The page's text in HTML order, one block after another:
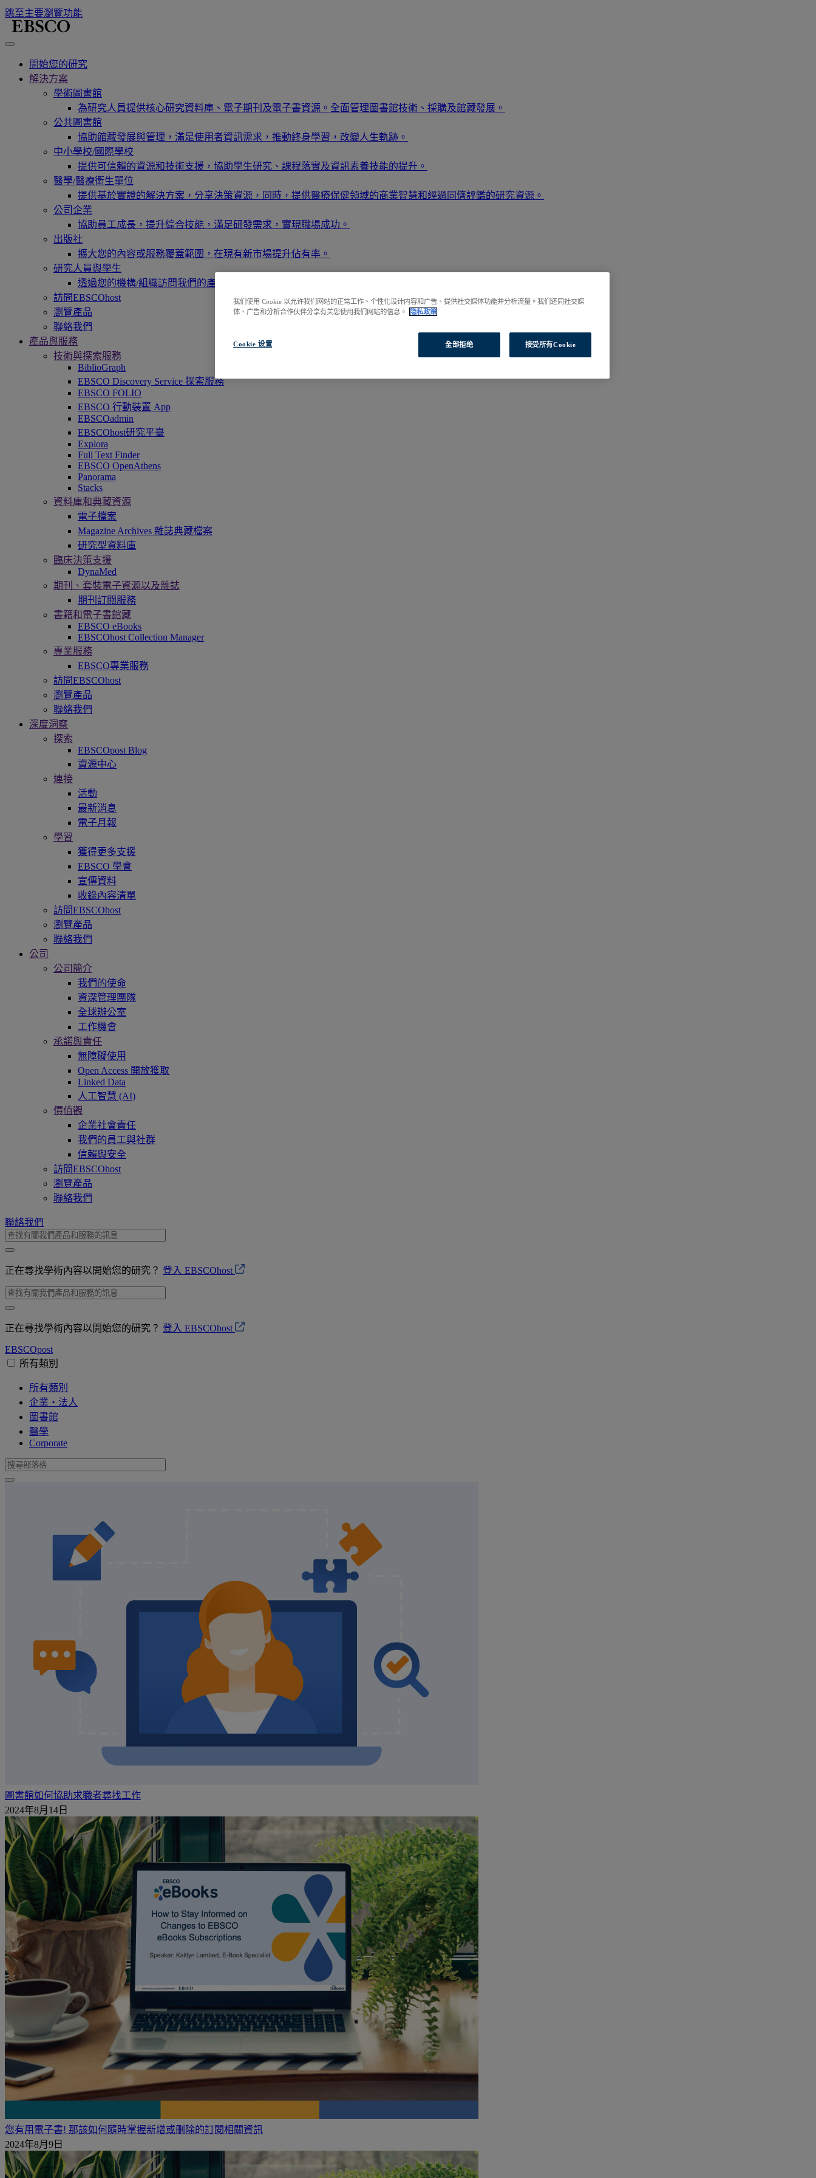
跳至主要瀏覽功能
開始您的研究
解決方案
學術圖書館
為研究人員提供核心研究資料庫、電子期刊及電子書資源。全面管理圖書館技術、採購及館藏發展。
公共圖書館
協助館藏發展與管理，滿足使用者資訊需求，推動終身學習，改變人生軌跡。
中小學校/國際學校
提供可信賴的資源和技術支援，協助學生研究、課程落實及資訊素養技能的提升。
醫學/醫療衛生單位
提供基於實證的解決方案，分享決策資源，同時，提供醫療保健領域的商業智慧和經過同儕評鑑的研究資源。
公司企業
協助員工成長，提升綜合技能，滿足研發需求，實現職場成功。
出版社
擴大您的內容或服務覆蓋範圍，在現有新市場提升佔有率。
研究人員與學生
透過您的機構/組織訪問我們的產品，即刻開啟您的研究之旅。
訪問EBSCOhost
瀏覽產品
聯絡我們
產品與服務
技術與探索服務
BiblioGraph
EBSCO Discovery Service 探索服務
EBSCO FOLIO
EBSCO 行動裝置 App
EBSCOadmin
EBSCOhost研究平臺
Explora
Full Text Finder
EBSCO OpenAthens
Panorama
Stacks
資料庫和典藏資源
電子檔案
Magazine Archives 雜誌典藏檔案
研究型資料庫
臨床決策支援
DynaMed
期刊、套裝電子資源以及雜誌
期刊訂閱服務
書籍和電子書館藏
EBSCO eBooks
EBSCOhost Collection Manager
專業服務
EBSCO專業服務
訪問EBSCOhost
瀏覽產品
聯絡我們
深度洞察
探索
EBSCOpost Blog
資源中心
連接
活動
最新消息
電子月報
學習
獲得更多支援
EBSCO 學會
宣傳資料
收錄內容清單
訪問EBSCOhost
瀏覽產品
聯絡我們
公司
公司簡介
我們的使命
資深管理團隊
全球辦公室
工作機會
承諾與責任
無障礙使用
Open Access 開放獲取
Linked Data
人工智慧 (AI)
價值觀
企業社會責任
我們的員工與社群
信賴與安全
訪問EBSCOhost
瀏覽產品
聯絡我們
聯絡我們
正在尋找學術內容以開始您的研究？ 登入 EBSCOhost
正在尋找學術內容以開始您的研究？ 登入 EBSCOhost
EBSCOpost
所有類別
所有類別
企業・法人
圖書館
醫學
Corporate
圖書館如何協助求職者尋找工作
2024年8月14日
您有用電子書! 那該如何隨時掌握新增或刪除的訂閱相關資訊
2024年8月9日
我们使用 Cookie 以允许我们网站的正常工作、个性化设计内容和广告、提供社交媒体功能并分析流量。我们还同社交媒
体、广告和分析合作伙伴分享有关您使用我们网站的信息。
隐私政策
Cookie 设置 全部拒绝 接受所有Cookie